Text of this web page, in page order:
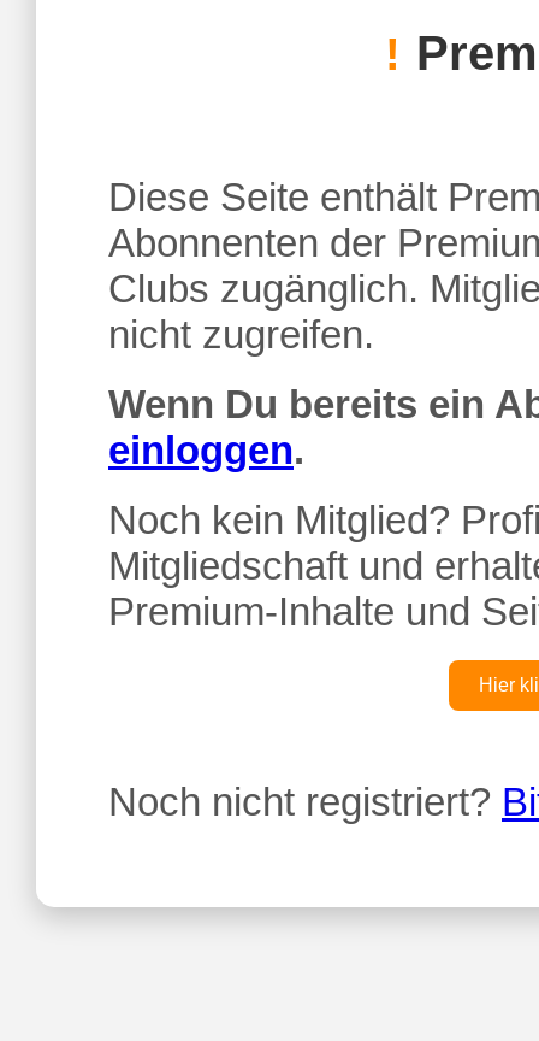
!
Diese Seite enthält
Abonnenten der
Clubs zugänglich.
nicht zugreifen.
Wenn Du bereits ein
einloggen.
Noch kein Mitglied?
Mitgliedschaft und
Premium-Inhalte und
Hier
Noch nicht registriert?